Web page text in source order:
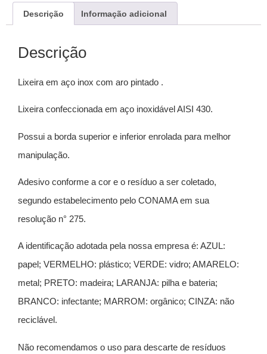
Descrição Informação adicional
Descrição
Lixeira em aço inox com aro pintado .
Lixeira confeccionada em aço inoxidável AISI 430.
Possui a borda superior e inferior enrolada para melhor
manipulação.
Adesivo conforme a cor e o resíduo a ser coletado,
segundo estabelecimento pelo CONAMA em sua
resolução n° 275.
A identificação adotada pela nossa empresa é: AZUL:
papel; VERMELHO: plástico; VERDE: vidro; AMARELO:
metal; PRETO: madeira; LARANJA: pilha e bateria;
BRANCO: infectante; MARROM: orgânico; CINZA: não
reciclável.
Não recomendamos o uso para descarte de resíduos